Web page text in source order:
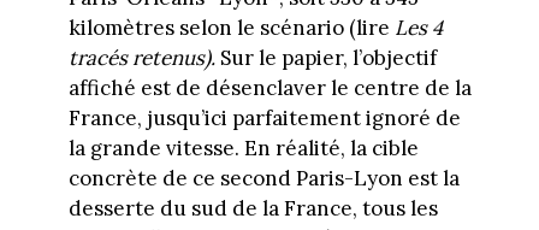
kilomètres selon le scénario (lire Les 4
tracés retenus). Sur le papier, l’objectif
affiché est de désenclaver le centre de la
France, jusqu’ici parfaitement ignoré de
la grande vitesse. En réalité, la cible
concrète de ce second Paris-Lyon est la
desserte du sud de la France, tous les